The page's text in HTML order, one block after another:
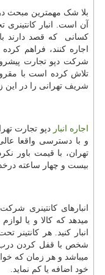
بلا شک مهمترین مبحث
آن است. انبار
کسانی که قصد دارند با
اجاره کنند، فراهم
شرکت دپو تجارت
تلاش کرده است با
شریف تهرانی را در این
اجاره انبار دپو تجارت
و با دسترسی واقعا
تهران، با قیمت باور
بیست و چهار ساعته
انبارهای کانتینری
میدهد که کالا و یا
انبار کنید. هر
شخص با قفل کردن درب
میباشد و هر زمان که
خود اضافه یا کم نماید.